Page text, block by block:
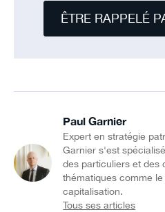
ÊTRE RAPPELÉ
Paul Garnier
Expert en stratégie
Garnier s'est
des particuliers et des
thématiques comme
capitalisation.
Tous ses articles